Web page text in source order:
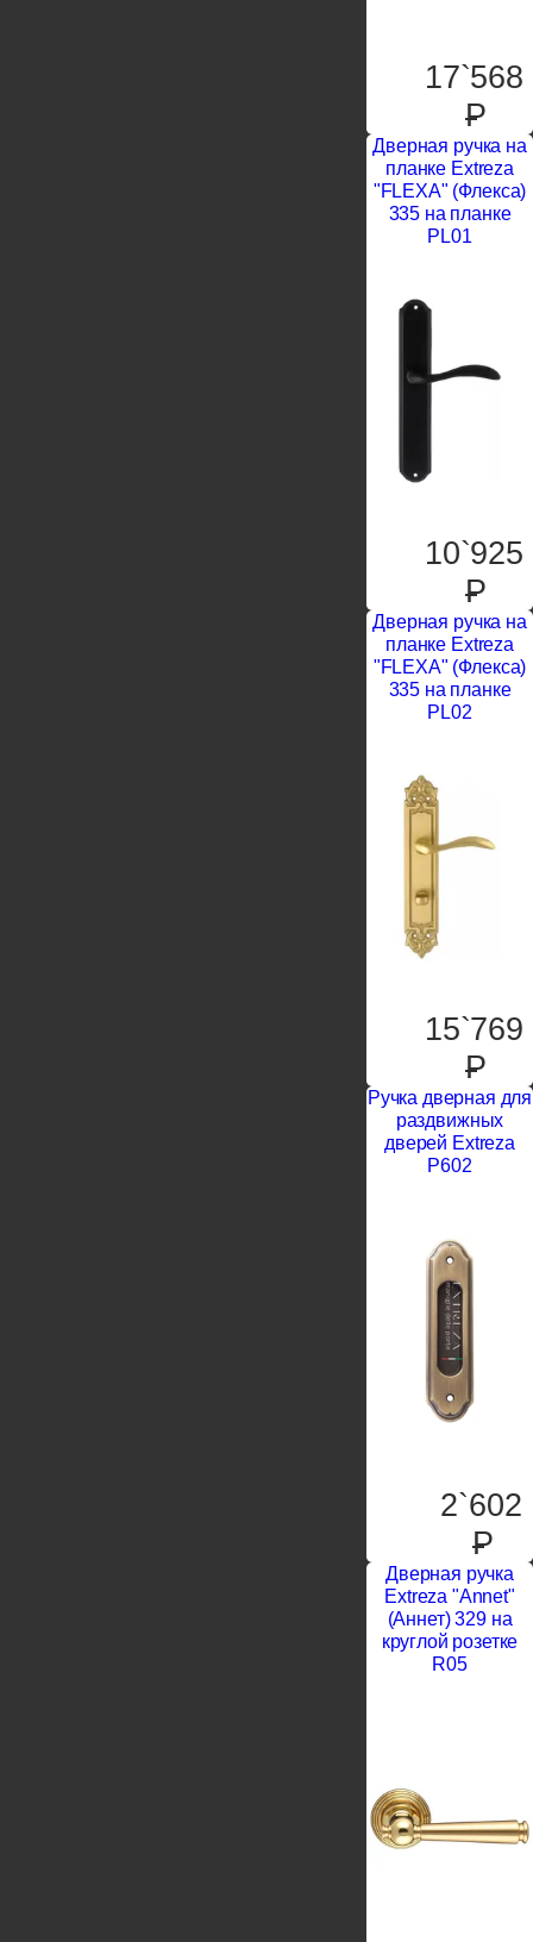
17`568
P
Дверная ручка на
планке Extreza
"FLEXA" (Флекса)
335 на планке
PL01
10`925
P
Дверная ручка на
планке Extreza
"FLEXA" (Флекса)
335 на планке
PL02
15`769
P
Ручка дверная для
раздвижных
дверей Extreza
P602
2`602
P
Дверная ручка
Extreza "Annet"
(Аннет) 329 на
круглой розетке
R05